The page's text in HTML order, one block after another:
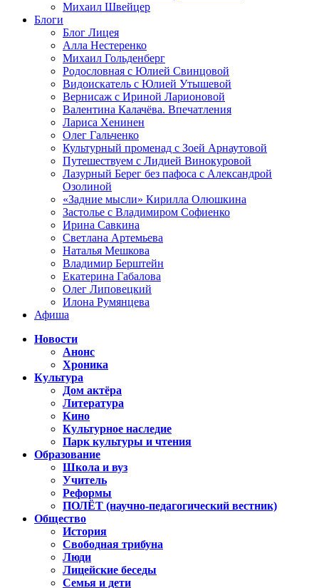
Михаил Швейцер
Блоги
Блог Лицея
Алла Нестеренко
Михаил Гольденберг
Родословная с Юлией Свинцовой
Видоискатель с Юлией Утышевой
Вернисаж с Ириной Ларионовой
Валентина Калачёва. Впечатления
Лариса Хенинен
Олег Гальченко
Культурный променад с Зоей Арнаутовой
Путешествуем с Лидией Винокуровой
Лазурный Берег без пафоса с Александрой
Озолиной
«Задние мысли» Кирилла Олюшкина
Застолье с Владимиром Софиенко
Ирина Савкина
Светлана Артемьева
Наталья Мешкова
Владимир Берштейн
Екатерина Габалова
Олег Липовецкий
Илона Румянцева
Афиша
Новости
Анонс
Хроника
Культура
Дом актёра
Литература
Кино
Культурное наследие
Парк культуры и чтения
Образование
Школа и вуз
Учитель
Реформы
ПОЛЁТ (научно-педагогический вестник)
Общество
История
Свободная трибуна
Люди
Лицейские беседы
Семья и дети